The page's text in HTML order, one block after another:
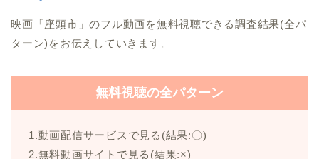
映画「座頭市」のフル動画を無料視聴できる調査結果(全パ
ターン)をお伝えしていきます。
無料視聴の全パターン
1.動画配信サービスで見る(結果:〇)
2.無料動画サイトで見る(結果:×)